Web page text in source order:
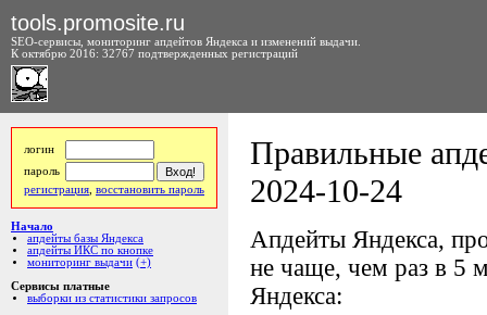
tools.promosite.ru
SEO-сервисы, мониторинг апдейтов Яндекса и изменений выдачи.
К октябрю 2016: 32767 подтвержденных регистраций
логин
пароль
регистрация восстановить пароль
Начало
апдейты базы Яндекса
апдейты ИКС по кнопке
мониторинг выдачи (+)
Сервисы платные
выборки из статистики запросов
Правильные
2024-10-24
Апдейты Яндекса,
не чаще, чем раз в 5
Яндекса: